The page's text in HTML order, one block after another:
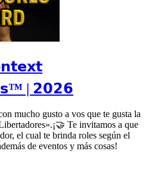
| 𝟮𝟬𝟮𝟲
mucho gusto a vos que te gusta la
Te invitamos a que
el cual te brinda roles según el
de eventos y más cosas!